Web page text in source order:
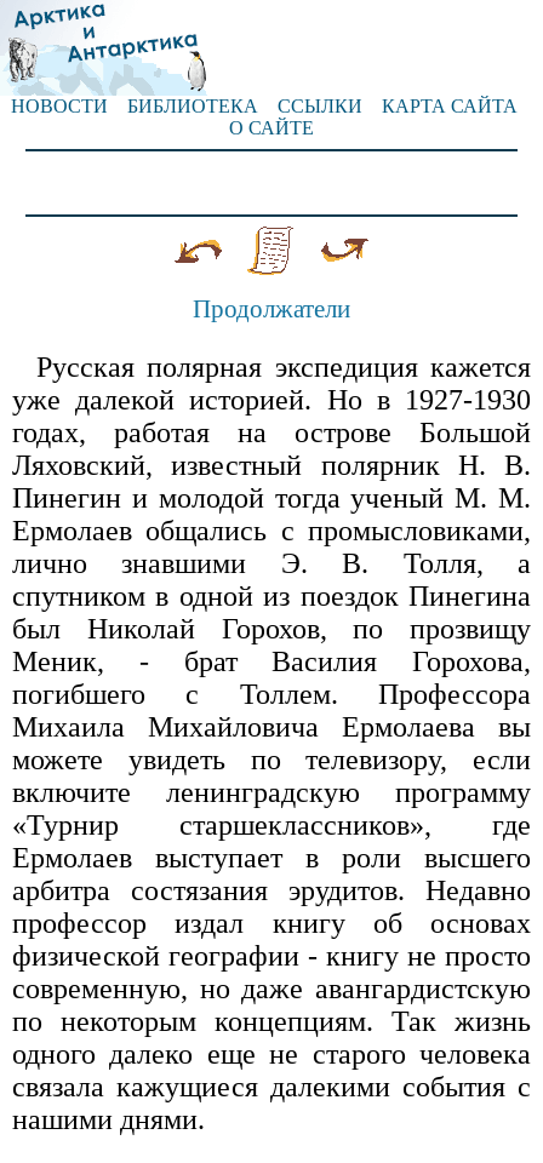
НОВОСТИ БИБЛИОТЕКА ССЫЛКИ
КАРТА САЙТА
О САЙТЕ
Продолжатели
Русская полярная экспедиция кажется
уже далекой историей. Но в 1927-1930
годах, работая на острове Большой
Ляховский, известный полярник Н. В.
Пинегин и молодой тогда ученый М. М.
Ермолаев общались с промысловиками,
лично знавшими Э. В. Толля, а
спутником в одной из поездок Пинегина
был Николай Горохов, по прозвищу
Меник, - брат Василия Горохова,
погибшего с Толлем. Профессора
Михаила Михайловича Ермолаева вы
можете увидеть по телевизору, если
включите ленинградскую программу
«Турнир старшеклассников», где
Ермолаев выступает в роли высшего
арбитра состязания эрудитов. Недавно
профессор издал книгу об основах
физической географии - книгу не просто
современную, но даже авангардистскую
по некоторым концепциям. Так жизнь
одного далеко еще не старого человека
связала кажущиеся далекими события с
нашими днями.